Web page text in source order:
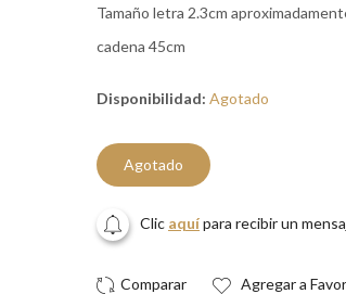
Tamaño letra 2.3cm
cadena 45cm
Disponibilidad: Agotado
Agotado
Clic aquípara recibir un
Agregar a